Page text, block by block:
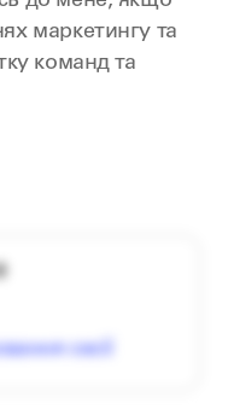
маркетингу та
команд та
сесії